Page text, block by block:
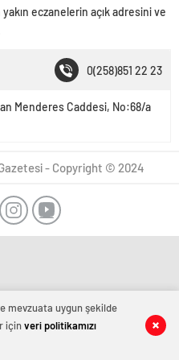
eczanelerin açık adresini ve
0(258)851 22 23
Menderes Caddesi, No:68/a
- Copyright © 2024
mevzuata uygun şekilde
içinveri politikamızı